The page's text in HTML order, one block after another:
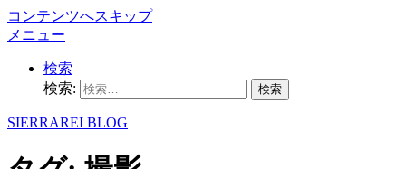
コンテンツへスキップ
メニュー
検索
検索:
SIERRAREI BLOG